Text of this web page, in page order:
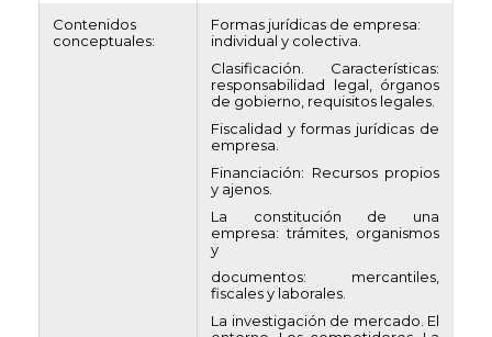
Contenidos
conceptuales:
Formas jurídicas de empresa:
individual y colectiva.
Clasificación. Características:
responsabilidad legal, órganos
de gobierno, requisitos legales.
Fiscalidad y formas jurídicas de
empresa.
Financiación: Recursos propios
y ajenos.
La constitución de una
empresa: trámites, organismos
y
documentos: mercantiles,
fiscales y laborales.
La investigación de mercado. El